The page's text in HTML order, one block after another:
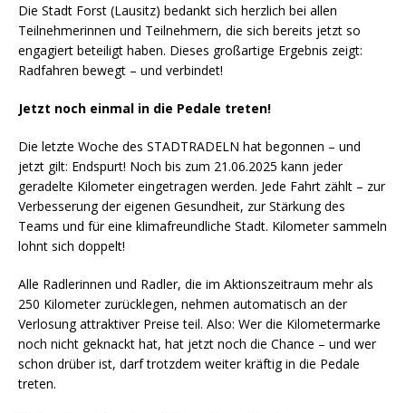
Die Stadt Forst (Lausitz) bedankt sich herzlich bei allen
Teilnehmerinnen und Teilnehmern, die sich bereits jetzt so
engagiert beteiligt haben. Dieses großartige Ergebnis zeigt:
Radfahren bewegt – und verbindet!
Jetzt noch einmal in die Pedale treten!
Die letzte Woche des STADTRADELN hat begonnen – und
jetzt gilt: Endspurt! Noch bis zum 21.06.2025 kann jeder
geradelte Kilometer eingetragen werden. Jede Fahrt zählt – zur
Verbesserung der eigenen Gesundheit, zur Stärkung des
Teams und für eine klimafreundliche Stadt. Kilometer sammeln
lohnt sich doppelt!
Alle Radlerinnen und Radler, die im Aktionszeitraum mehr als
250 Kilometer zurücklegen, nehmen automatisch an der
Verlosung attraktiver Preise teil. Also: Wer die Kilometermarke
noch nicht geknackt hat, hat jetzt noch die Chance – und wer
schon drüber ist, darf trotzdem weiter kräftig in die Pedale
treten.